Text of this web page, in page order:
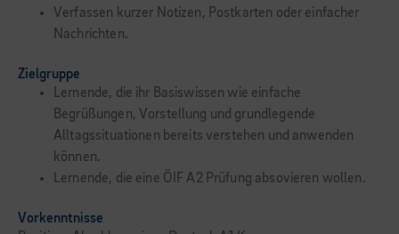
Verfassen kurzer Notizen, Postkarten oder einfacher
Nachrichten.
Zielgruppe
Lernende, die ihr Basiswissen wie einfache
Begrüßungen, Vorstellung und grundlegende
Alltagssituationen bereits verstehen und anwenden
können.
Lernende, die eine ÖIF A2 Prüfung absovieren wollen.
Vorkenntnisse